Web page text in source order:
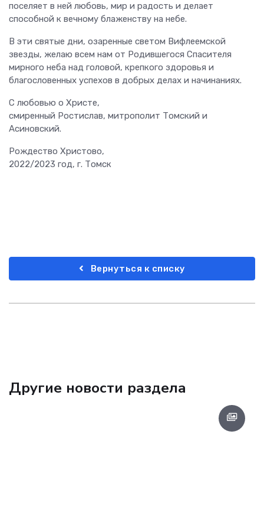
поселяет в ней любовь, мир и радость и делает
способной к вечному блаженству на небе.
В эти святые дни, озаренные светом Вифлеемской
звезды, желаю всем нам от Родившегося Спасителя
мирного неба над головой, крепкого здоровья и
благословенных успехов в добрых делах и начинаниях.
С любовью о Христе,
смиренный Ростислав, митрополит Томский и
Асиновский.
Рождество Христово,
2022/2023 год, г. Томск
Вернуться к списку
Другие новости раздела